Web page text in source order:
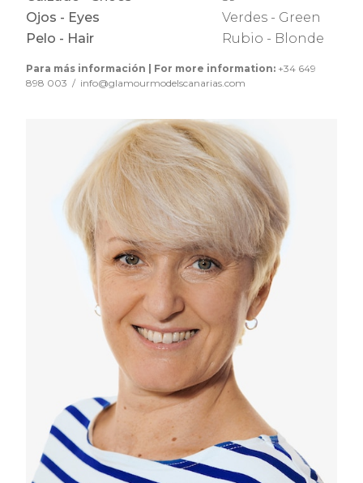
Ojos - Eyes
Verdes - Green
Pelo - Hair
Rubio - Blonde
Para más información | For more information: +34 649
898 003 / info@glamourmodelscanarias.com